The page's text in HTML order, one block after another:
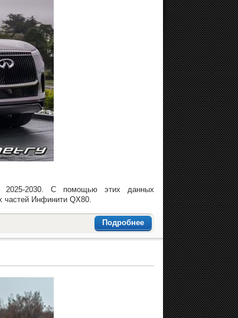
2025-2030. С помощью этих данных
частей Инфинити QX80.
Подробнее